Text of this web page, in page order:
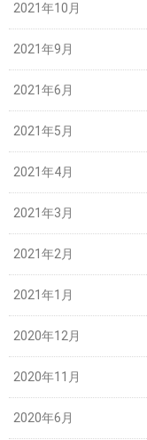
2021年10月
2021年9月
2021年6月
2021年5月
2021年4月
2021年3月
2021年2月
2021年1月
2020年12月
2020年11月
2020年6月